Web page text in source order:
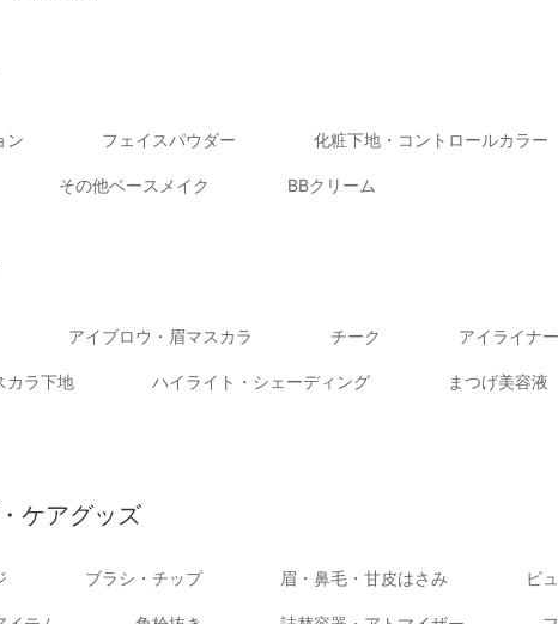
ン フェイスパウダー 化粧下地・コントロールカラー
その他ベースメイク BBクリーム
アイブロウ・眉マスカラ チーク アイライナー
カラ下地 ハイライト・シェーディング まつげ美容液
ケアグッズ
ブラシ・チップ 眉・鼻毛・甘皮はさみ ビ